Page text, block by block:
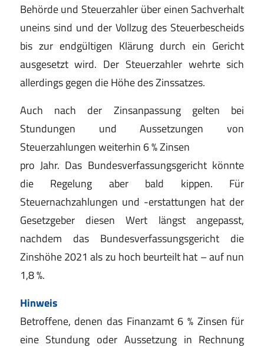
Behörde und Steuerzahler über einen Sachverhalt
uneins sind und der Vollzug des Steuerbescheids
bis zur endgültigen Klärung durch ein Gericht
ausgesetzt wird. Der Steuerzahler wehrte sich
allerdings gegen die Höhe des Zinssatzes.
Auch nach der Zinsanpassung gelten bei
Stundungen und Aussetzungen von
Steuerzahlungen weiterhin 6 % Zinsen
pro Jahr. Das Bundesverfassungsgericht könnte
die Regelung aber bald kippen. Für
Steuernachzahlungen und -erstattungen hat der
Gesetzgeber diesen Wert längst angepasst,
nachdem das Bundesverfassungsgericht die
Zinshöhe 2021 als zu hoch beurteilt hat – auf nun
1,8 %.
Hinweis
Betroffene, denen das Finanzamt 6 % Zinsen für
eine Stundung oder Aussetzung in Rechnung